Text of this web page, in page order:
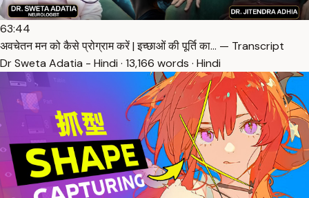
63:44
अवचेतन मन को कैसे प्रोग्राम करें | इच्छाओं की पूर्ति का… — Transcript
Dr Sweta Adatia - Hindi · 13,166 words · Hindi